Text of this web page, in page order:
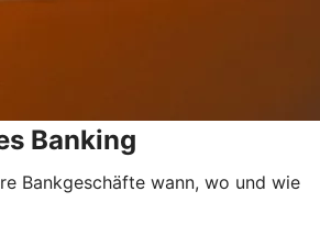
Banking
Bankgeschäfte wann, wo und wie